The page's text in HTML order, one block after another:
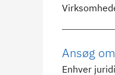
Ansøg
Enhver